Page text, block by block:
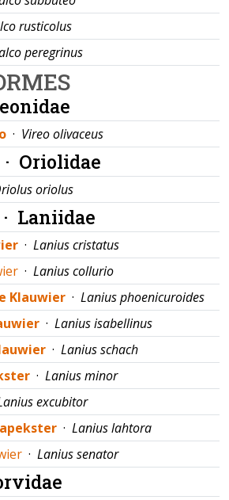
rusticolus
peregrinus
· Vireo olivaceus
Oriolidae
oriolus
Laniidae
· Lanius cristatus
· Lanius collurio
Klauwier · Lanius phoenicuroides
· Lanius isabellinus
· Lanius schach
· Lanius minor
excubitor
· Lanius lahtora
· Lanius senator